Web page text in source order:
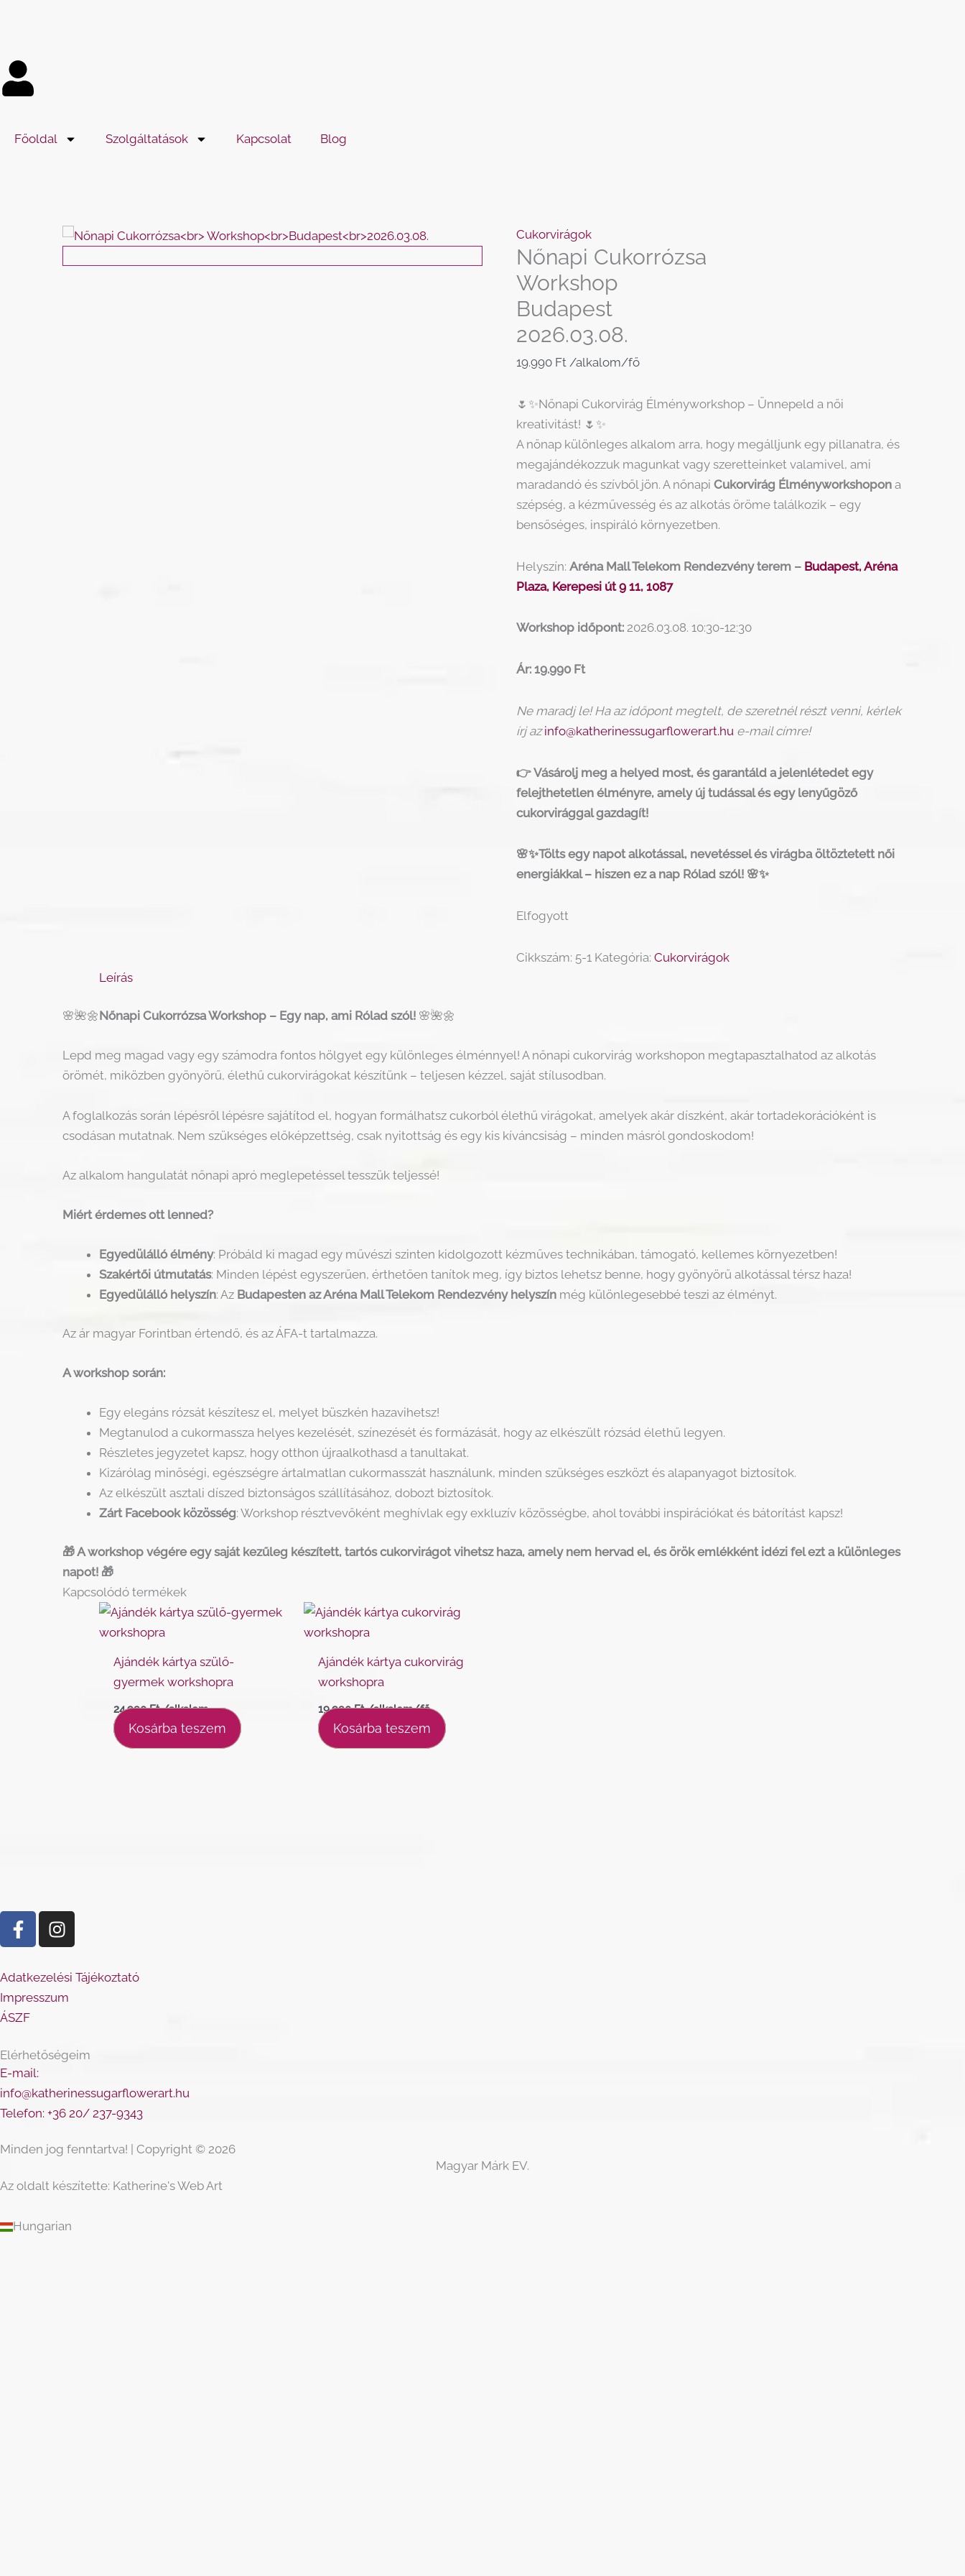
Főoldal Szolgáltatások Kapcsolat Blog
Cukorvirágok
Nőnapi Cukorrózsa
Workshop
Budapest
2026.03.08.
19.990 Ft /alkalom/fő
🌷✨Nőnapi Cukorvirág Élményworkshop – Ünnepeld a női
kreativitást! 🌷✨
A nőnap különleges alkalom arra, hogy megálljunk egy pillanatra, és
megajándékozzuk magunkat vagy szeretteinket valamivel, ami
maradandó és szívből jön. A nőnapi Cukorvirág Élményworkshopona
szépség, a kézművesség és az alkotás öröme találkozik – egy
bensőséges, inspiráló környezetben.
Helyszín: Aréna Mall Telekom Rendezvényterem – Budapest, Aréna
Plaza, Kerepesi út 9 11, 1087
Workshop időpont:2026.03.08. 10:30-12:30
Ár: 19.990 Ft
Ne maradj le! Ha az időpont megtelt, de szeretnél részt venni, kérlek
írj az info@katherinessugarflowerart.hu e-mail címre!
👉 Vásárolj meg a helyed most, és garantáld a jelenlétedet egy
felejthetetlen élményre, amely új tudással és egy lenyűgöző
cukorvirággal gazdagít!
🌸✨Tölts egy napot alkotással, nevetéssel és virágba öltöztetett női
energiákkal – hiszen ez a nap Rólad szól! 🌸✨
Elfogyott
Cikkszám: 5-1 Kategória: Cukorvirágok
Leírás
🌸🌺🌼 Nőnapi Cukorrózsa Workshop – Egy nap, ami Rólad szól! 🌸🌺🌼
Lepd meg magad vagy egy számodra fontos hölgyet egy különleges élménnyel! A nőnapi cukorvirág workshopon megtapasztalhatod az alkotás
örömét, miközben gyönyörű, élethű cukorvirágokat készítünk – teljesen kézzel, saját stílusodban.
A foglalkozás során lépésről lépésre sajátítod el, hogyan formálhatsz cukorból élethű virágokat, amelyek akár díszként, akár tortadekorációként is
csodásan mutatnak. Nem szükséges előképzettség, csak nyitottság és egy kis kíváncsiság – minden másról gondoskodom!
Az alkalom hangulatát nőnapi apró meglepetéssel tesszük teljessé!
Miért érdemes ott lenned?
Egyedülálló élmény: Próbáld ki magad egy művészi szinten kidolgozott kézműves technikában, támogató, kellemes környezetben!
Szakértői útmutatás: Minden lépést egyszerűen, érthetően tanítok meg, így biztos lehetsz benne, hogy gyönyörű alkotással térsz haza!
Egyedülálló helyszín: Az Budapesten az Aréna Mall Telekom Rendezvény helyszín még különlegesebbé teszi az élményt.
Az ár magyar Forintban értendő, és az ÁFA-t tartalmazza.
A workshop során:
Egy elegáns rózsát készítesz el, melyet büszkén hazavihetsz!
Megtanulod a cukormassza helyes kezelését, színezését és formázását, hogy az elkészült rózsád élethű legyen.
Részletes jegyzetet kapsz, hogy otthon újraalkothasd a tanultakat.
Kizárólag minőségi, egészségre ártalmatlan cukormasszát használunk, minden szükséges eszközt és alapanyagot biztosítok.
Az elkészült asztali díszed biztonságos szállításához, dobozt biztosítok.
Zárt Facebook közösség: Workshop résztvevőként meghívlak egy exkluzív közösségbe, ahol további inspirációkat és bátorítást kapsz!
🎁 A workshop végére egy saját kezűleg készített, tartós cukorvirágot vihetsz haza, amely nem hervad el, és örök emlékként idézi fel ezt a különleges
napot! 🎁
Kapcsolódó termékek
Ajándék kártya szülő-
gyermek workshopra
24.990Ft /alkalom
Kosárba teszem
Ajándék kártya cukorvirág
workshopra
19.990Ft /alkalom/fő
Kosárba teszem
F
a
e
b
o
o
k
-
f
I
n
t
a
g
a
m
Adatkezelési Tájékoztató
Impresszum
ÁSZF
Elérhetőségeim
E-mail:
info@katherinessugarflowerart.hu
Telefon: +36 20/ 237-9343
Minden jog fenntartva! | Copyright © 2026
Magyar Márk EV.
Az oldalt készítette: Katherine's Web Art
Hungarian